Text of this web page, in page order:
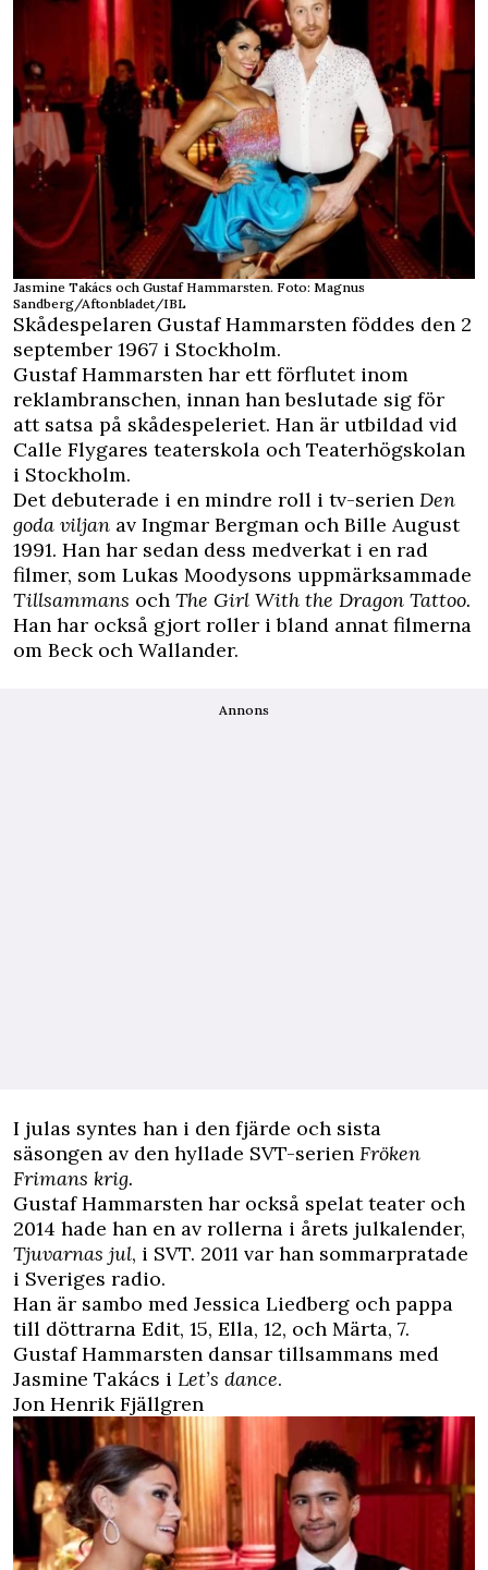
Jasmine Takács och Gustaf Hammarsten. Foto: Magnus
Sandberg/Aftonbladet/IBL
Skådespelaren Gustaf Hammarsten föddes den 2
september 1967 i Stockholm.
Gustaf Hammarsten har ett förflutet inom
reklambranschen, innan han beslutade sig för
att satsa på skådespeleriet. Han är utbildad vid
Calle Flygares teaterskola och Teaterhögskolan
i Stockholm.
Det debuterade i en mindre roll i tv-serien Den
goda viljan av Ingmar Bergman och Bille August
1991. Han har sedan dess medverkat i en rad
filmer, som Lukas Moodysons uppmärksammade
Tillsammans och The Girl With the Dragon Tattoo.
Han har också gjort roller i bland annat filmerna
om Beck och Wallander.
Annons
I julas syntes han i den fjärde och sista
säsongen av den hyllade SVT-serien Fröken
Frimans krig.
Gustaf Hammarsten har också spelat teater och
2014 hade han en av rollerna i årets julkalender,
Tjuvarnas jul, i SVT. 2011 var han sommarpratade
i Sveriges radio.
Han är sambo med Jessica Liedberg och pappa
till döttrarna Edit, 15, Ella, 12, och Märta, 7.
Gustaf Hammarsten dansar tillsammans med
Jasmine Takács i Let’s dance.
Jon Henrik Fjällgren